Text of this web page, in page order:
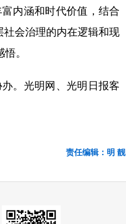
内涵和时代价值，结合
会治理的内在逻辑和现
。
。光明网、光明日报客
责任编辑：明 靓